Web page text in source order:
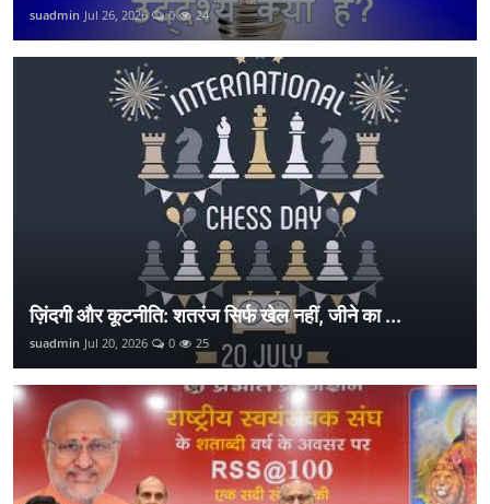
suadmin Jul 26, 2026 0 24
ज़िंदगी और कूटनीति: शतरंज सिर्फ खेल नहीं, जीने का ...
suadmin Jul 20, 2026 0 25